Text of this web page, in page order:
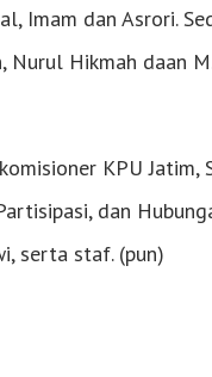
Imam dan Asrori.
Hikmah daan
KPU Jatim,
dan
serta staf. (pun)